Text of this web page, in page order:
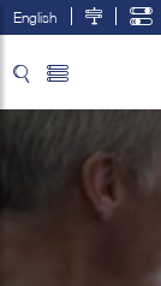
English